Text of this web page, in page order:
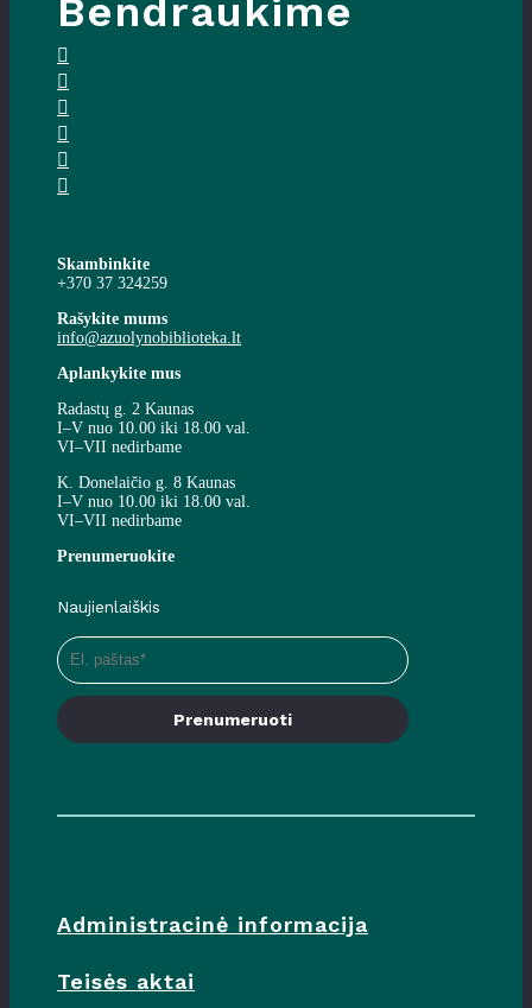
Bendraukime
Skambinkite
+370 37 324259
Rašykite mums
info@azuolynobiblioteka.lt
Aplankykite mus
Radastų g. 2 Kaunas
I–V nuo 10.00 iki 18.00 val.
VI–VII nedirbame
K. Donelaičio g. 8 Kaunas
I–V nuo 10.00 iki 18.00 val.
VI–VII nedirbame
Prenumeruokite
Naujienlaiškis
Prenumeruoti
Administracinė informacija
Teisės aktai